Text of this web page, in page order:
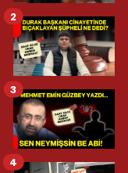
2
3
4